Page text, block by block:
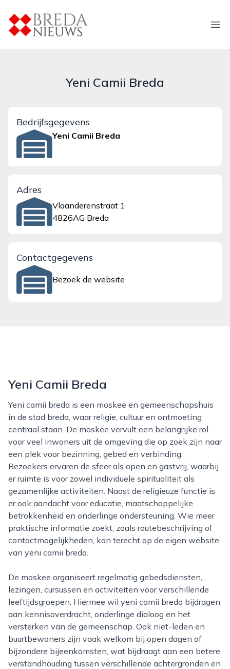
breda-nieuws.nl
Yeni Camii Breda
Bedrijfsgegevens
Yeni Camii Breda
Adres
Vlaanderenstraat 1
4826AG Breda
Contactgegevens
Bezoek de website
Yeni Camii Breda
Yeni camii breda is een moskee en gemeenschapshuis
in de stad breda, waar religie, cultuur en ontmoeting
centraal staan. De moskee vervult een belangrijke rol
voor veel inwoners uit de omgeving die op zoek zijn naar
een plek voor bezinning, gebed en verbinding.
Bezoekers ervaren de sfeer als open en gastvrij, waarbij
er ruimte is voor zowel individuele spiritualiteit als
gezamenlijke activiteiten. Naast de religieuze functie is
er ook aandacht voor educatie, maatschappelijke
betrokkenheid en onderlinge ondersteuning. Wie meer
praktische informatie zoekt, zoals routebeschrijving of
contactmogelijkheden, kan terecht op de eigen website
van yeni camii breda.
De moskee organiseert regelmatig gebedsdiensten,
lezingen, cursussen en activiteiten voor verschillende
leeftijdsgroepen. Hiermee wil yeni camii breda bijdragen
aan kennisoverdracht, onderlinge dialoog en het
versterken van de gemeenschap. Ook niet-leden en
buurtbewoners zijn vaak welkom bij open dagen of
bijzondere bijeenkomsten, wat bijdraagt aan een betere
verstandhouding tussen verschillende achtergronden en